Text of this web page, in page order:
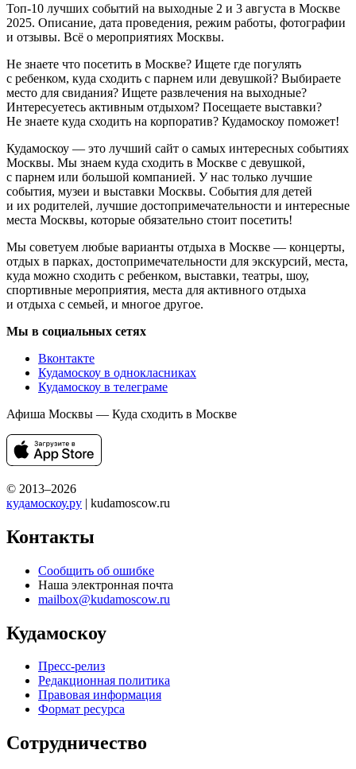
Топ-10 лучших событий на выходные 2 и 3 августа в Москве
2025. Описание, дата проведения, режим работы, фотографии
и отзывы. Всё о мероприятиях Москвы.
Не знаете что посетить в Москве? Ищете где погулять
с ребенком, куда сходить с парнем или девушкой? Выбираете
место для свидания? Ищете развлечения на выходные?
Интересуетесь активным отдыхом? Посещаете выставки?
Не знаете куда сходить на корпоратив? Кудамоскоу поможет!
Кудамоскоу — это лучший сайт о самых интересных событиях
Москвы. Мы знаем куда сходить в Москве с девушкой,
с парнем или большой компанией. У нас только лучшие
события, музеи и выставки Москвы. События для детей
и их родителей, лучшие достопримечательности и интересные
места Москвы, которые обязательно стоит посетить!
Мы советуем любые варианты отдыха в Москве — концерты,
отдых в парках, достопримечательности для экскурсий, места,
куда можно сходить с ребенком, выставки, театры, шоу,
спортивные мероприятия, места для активного отдыха
и отдыха с семьей, и многое другое.
Мы в социальных сетях
Вконтакте
Кудамоскоу в однокласниках
Кудамоскоу в телеграме
Афиша Москвы — Куда сходить в Москве
© 2013–2026
кудамоскоу.ру | kudamoscow.ru
Контакты
Сообщить об ошибке
Наша электронная почта
mailbox@kudamoscow.ru
Кудамоскоу
Пресс-релиз
Редакционная политика
Правовая информация
Формат ресурса
Сотрудничество